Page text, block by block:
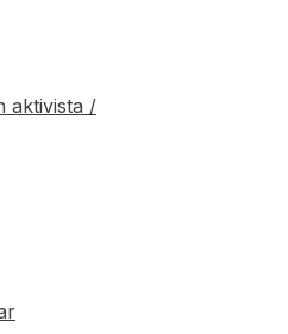
aktivista /